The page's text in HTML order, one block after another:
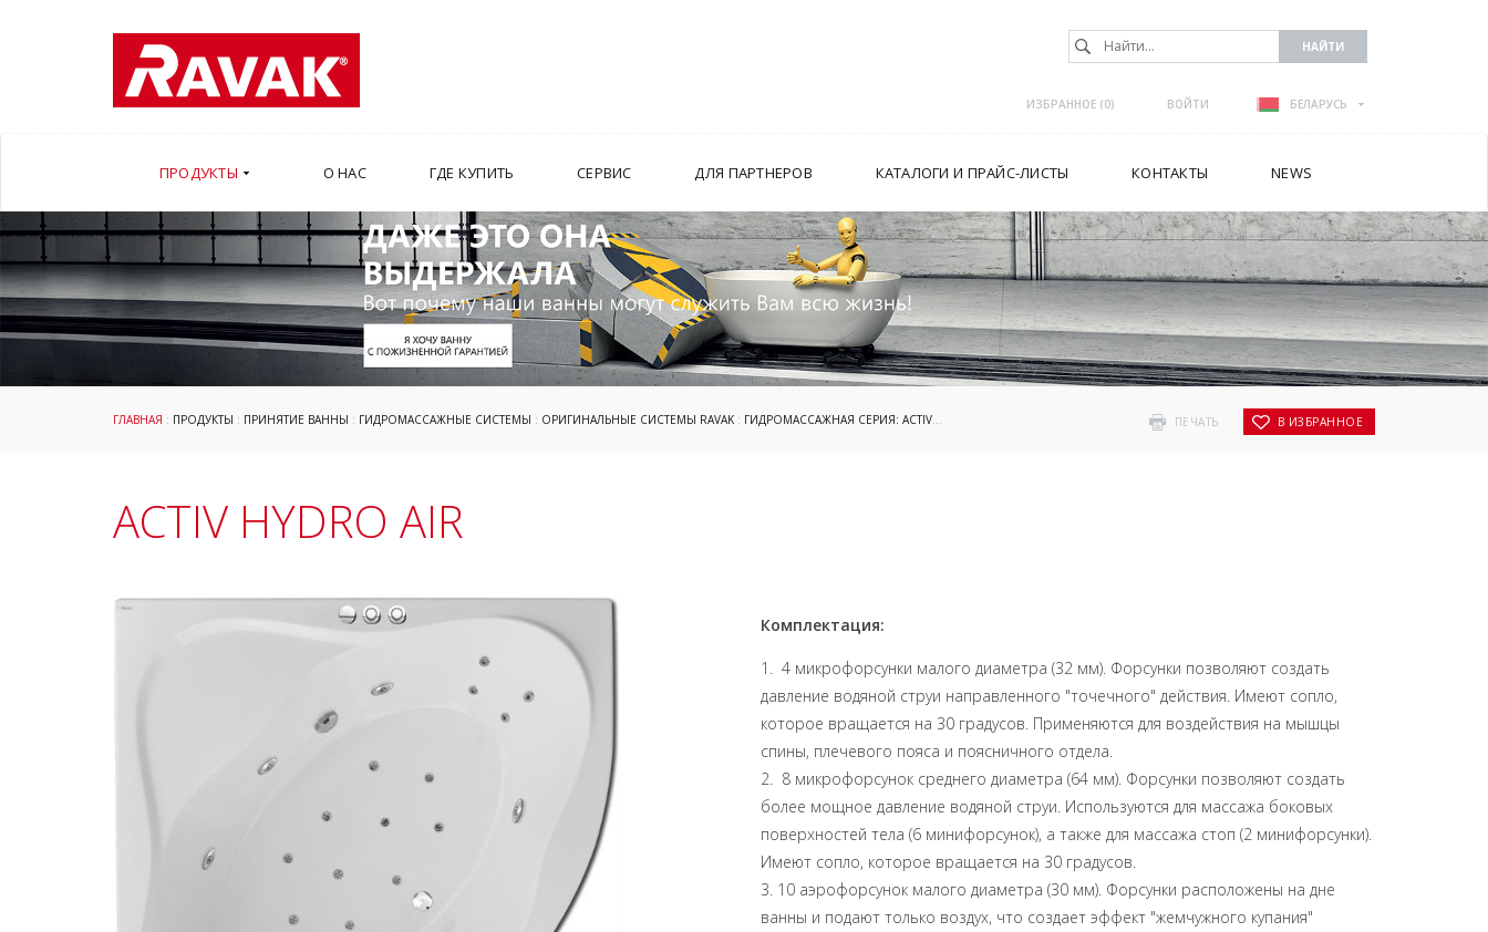
ИЗБРАННОЕ (0) ВОЙТИ БЕЛАРУСЬ
ПРОДУКТЫ О НАС ГДЕ КУПИТЬ СЕРВИС ДЛЯ ПАРТНЕРОВ КАТАЛОГИ И ПРАЙС-ЛИСТЫ КОНТАКТЫ NEWS
ПЕЧАТЬ В ИЗБРАННОЕ
ГЛАВНАЯ : ПРОДУКТЫ : ПРИНЯТИЕ ВАННЫ : ГИДРОМАССАЖНЫЕ СИСТЕМЫ : ОРИГИНАЛЬНЫЕ СИСТЕМЫ RAVAK : ГИДРОМАССАЖНАЯ СЕРИЯ: ACTIV: ACTIV HYDRO AIR
ACTIV HYDRO AIR
Комплектация:
1. 4 микрофорсунки малого диаметра (32 мм). Форсунки позволяют создать
давление водяной струи направленного "точечного" действия. Имеют сопло,
которое вращается на 30 градусов. Применяются для воздействия на мышцы
спины, плечевого пояса и поясничного отдела.
2. 8 микрофорсунок среднего диаметра (64 мм). Форсунки позволяют создать
более мощное давление водяной струи. Используются для массажа боковых
поверхностей тела (6 минифорсунок), а также для массажа стоп (2 минифорсунки).
Имеют сопло, которое вращается на 30 градусов.
3. 10 аэрофорсунок малого диаметра (30 мм). Форсунки расположены на дне
ванны и подают только воздух, что создает эффект "жемчужного купания"